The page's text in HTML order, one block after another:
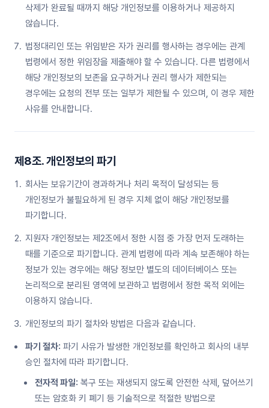
삭제가 완료될 때까지 해당 개인정보를 이용하거나 제공하지
않습니다.
법정대리인 또는 위임받은 자가 권리를 행사하는 경우에는 관계
법령에서 정한 위임장을 제출해야 할 수 있습니다. 다른 법령에서
해당 개인정보의 보존을 요구하거나 권리 행사가 제한되는
경우에는 요청의 전부 또는 일부가 제한될 수 있으며, 이 경우 제한
사유를 안내합니다.
제8조. 개인정보의 파기
회사는 보유기간이 경과하거나 처리 목적이 달성되는 등
개인정보가 불필요하게 된 경우 지체 없이 해당 개인정보를
파기합니다.
지원자 개인정보는 제2조에서 정한 시점 중 가장 먼저 도래하는
때를 기준으로 파기합니다. 관계 법령에 따라 계속 보존해야 하는
정보가 있는 경우에는 해당 정보만 별도의 데이터베이스 또는
논리적으로 분리된 영역에 보관하고 법령에서 정한 목적 외에는
이용하지 않습니다.
개인정보의 파기 절차와 방법은 다음과 같습니다.
파기 절차: 파기 사유가 발생한 개인정보를 확인하고 회사의 내부
승인 절차에 따라 파기합니다.
전자적 파일: 복구 또는 재생되지 않도록 안전한 삭제, 덮어쓰기
또는 암호화 키 폐기 등 기술적으로 적절한 방법으로